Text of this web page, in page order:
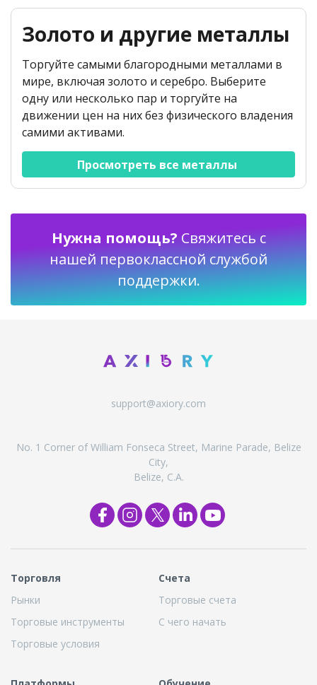
Золото и другие металлы
Торгуйте самыми благородными металлами в
мире, включая золото и серебро. Выберите
одну или несколько пар и торгуйте на
движении цен на них без физического владения
самими активами.
Просмотреть все металлы
Нужна помощь? Свяжитесь с
нашей первоклассной службой
поддержки.
support@axiory.com
No. 1 Corner of William Fonseca Street, Marine Parade, Belize
City,
Belize, C.A.
Торговля
Рынки
Торговые инструменты
Торговые условия
Cчета
Торговые счета
С чего начать